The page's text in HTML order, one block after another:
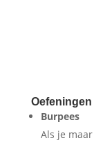
Burpees
Als je